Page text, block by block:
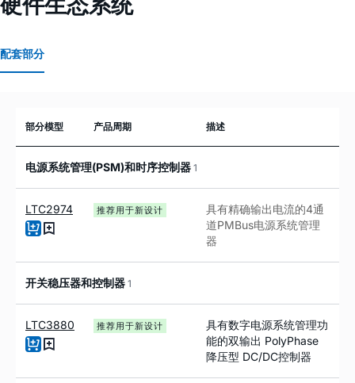
配套部分
部分模型 产品周期 描述
电源系统管理(PSM)和时序控制器 1
LTC2974 推荐用于新设计 具有精确输出电流的4通
道PMBus电源系统管理
器
开关稳压器和控制器 1
LTC3880 推荐用于新设计
具有数字电源系统管理功
能的双输出 PolyPhase
降压型 DC/DC控制器